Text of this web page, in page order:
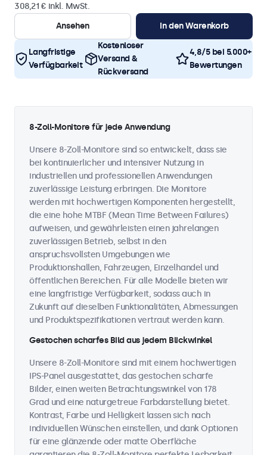
308,21 € inkl. MwSt.
Ansehen
In den Warenkorb
Langfristige
Verfügbarkeit
Kostenloser
Versand &
Rückversand
4,8/5 bei 5.000+
Bewertungen
8-Zoll-Monitore für jede Anwendung
Unsere 8-Zoll-Monitore sind so entwickelt, dass sie
bei kontinuierlicher und intensiver Nutzung in
industriellen und professionellen Anwendungen
zuverlässige Leistung erbringen. Die Monitore
werden mit hochwertigen Komponenten hergestellt,
die eine hohe MTBF (Mean Time Between Failures)
aufweisen, und gewährleisten einen jahrelangen
zuverlässigen Betrieb, selbst in den
anspruchsvollsten Umgebungen wie
Produktionshallen, Fahrzeugen, Einzelhandel und
öffentlichen Bereichen. Für alle Modelle bieten wir
eine langfristige Verfügbarkeit, sodass auch in
Zukunft auf dieselben Funktionalitäten, Abmessungen
und Produktspezifikationen vertraut werden kann.
Gestochen scharfes Bild aus jedem Blickwinkel
Unsere 8-Zoll-Monitore sind mit einem hochwertigen
IPS-Panel ausgestattet, das gestochen scharfe
Bilder, einen weiten Betrachtungswinkel von 178
Grad und eine naturgetreue Farbdarstellung bietet.
Kontrast, Farbe und Helligkeit lassen sich nach
individuellen Wünschen einstellen, und dank Optionen
für eine glänzende oder matte Oberfläche